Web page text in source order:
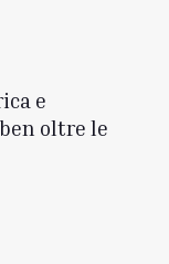
e
oltre le